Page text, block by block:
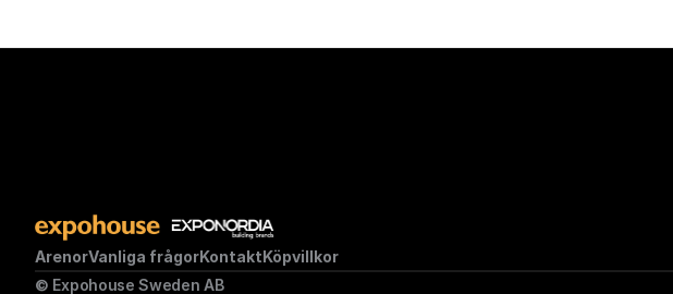
ArenorVanliga frågorKontaktKöpvillkor
© Expohouse Sweden AB